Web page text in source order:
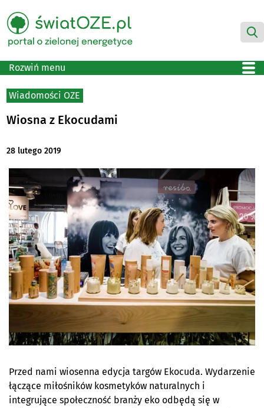
Rozwiń menu
Wiadomości OZE
Wiosna z Ekocudami
28 lutego 2019
Przed nami wiosenna edycja targów Ekocuda. Wydarzenie
łączące miłośników kosmetyków naturalnych i
integrujące społeczność branży eko odbędą się w